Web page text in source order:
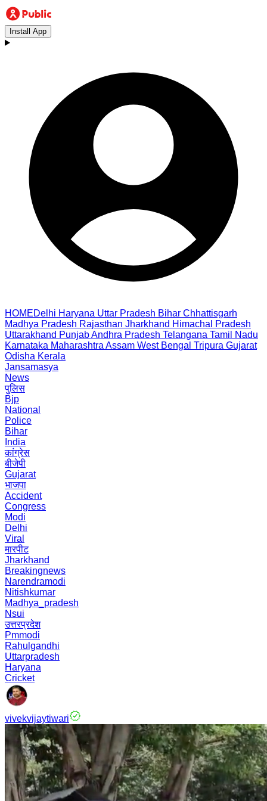
Install App
HOMEDelhi Haryana Uttar Pradesh Bihar Chhattisgarh
Madhya Pradesh Rajasthan Jharkhand Himachal Pradesh
Uttarakhand PunjabAndhra Pradesh Telangana Tamil Nadu
Karnataka Maharashtra Assam West Bengal Tripura Gujarat
Odisha Kerala
Jansamasya
News
पुलिस
Bjp
National
Police
Bihar
India
कांग्रेस
बीजेपी
Gujarat
भाजपा
Accident
Congress
Modi
Delhi
Viral
मारपीट
Jharkhand
Breakingnews
Narendramodi
Nitishkumar
Madhya_pradesh
Nsui
उत्तरप्रदेश
Pmmodi
Rahulgandhi
Uttarpradesh
Haryana
Cricket
vivekvijaytiwari